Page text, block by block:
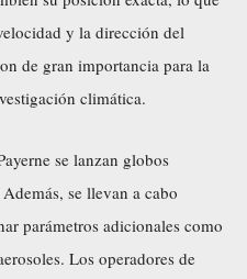
y la dirección del
de gran importancia para la
climática.
se lanzan globos
se llevan a cabo
parámetros adicionales como
Los operadores de